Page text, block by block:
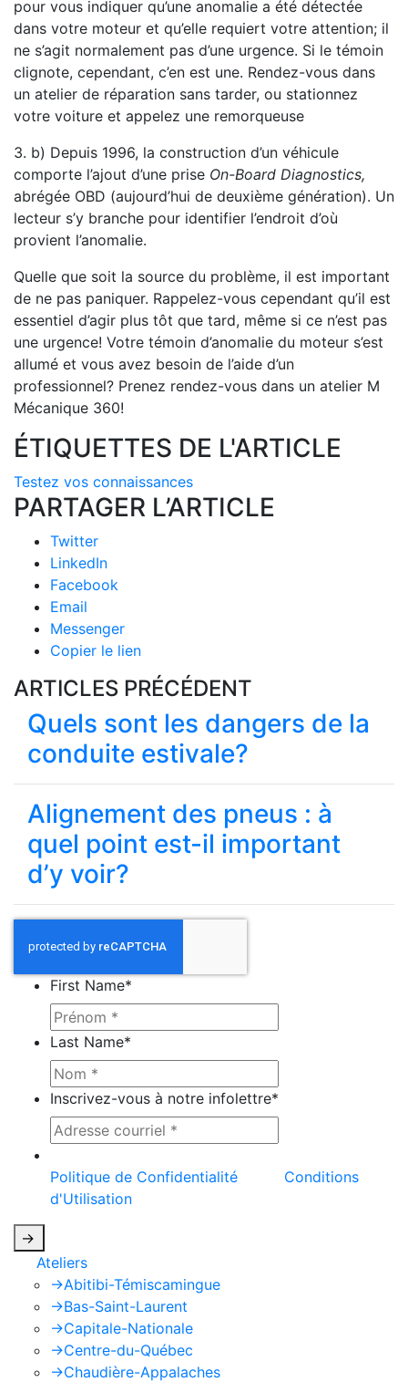
pour vous indiquer qu’une anomalie a été détectée
dans votre moteur et qu’elle requiert votre attention; il
ne s’agit normalement pas d’une urgence. Si le témoin
clignote, cependant, c’en est une. Rendez-vous dans
un atelier de réparation sans tarder, ou stationnez
votre voiture et appelez une remorqueuse
3. b) Depuis 1996, la construction d’un véhicule
comporte l’ajout d’une prise On-Board Diagnostics,
abrégée OBD (aujourd’hui de deuxième génération). Un
lecteur s’y branche pour identifier l’endroit d’où
provient l’anomalie.
Quelle que soit la source du problème, il est important
de ne pas paniquer. Rappelez-vous cependant qu’il est
essentiel d’agir plus tôt que tard, même si ce n’est pas
une urgence! Votre témoin d’anomalie du moteur s’est
allumé et vous avez besoin de l’aide d’un
professionnel? Prenez rendez-vous dans un atelier M
Mécanique 360!
ÉTIQUETTES DE L'ARTICLE
Testez vos connaissances
PARTAGER L’ARTICLE
Twitter
LinkedIn
Facebook
Email
Messenger
Copier le lien
ARTICLES PRÉCÉDENT
Quels sont les dangers de la
conduite estivale?
Alignement des pneus : à
quel point est-il important
d’y voir?
First Name*
Last Name*
Inscrivez-vous à notre infolettre*
Politique de Confidentialité
Conditions
d'Utilisation
->
Ateliers
->Abitibi-Témiscamingue
->Bas-Saint-Laurent
->Capitale-Nationale
->Centre-du-Québec
->Chaudière-Appalaches